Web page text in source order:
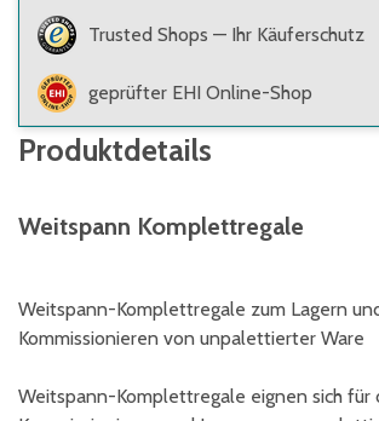
Trusted Shops — Ihr Käuferschutz
geprüfter EHI Online-Shop
Produktdetails
Weitspann Komplettregale
Weitspann-Komplettregale zum Lagern
Kommissionieren von unpalettierter Ware
Weitspann-Komplettregale eignen sich für